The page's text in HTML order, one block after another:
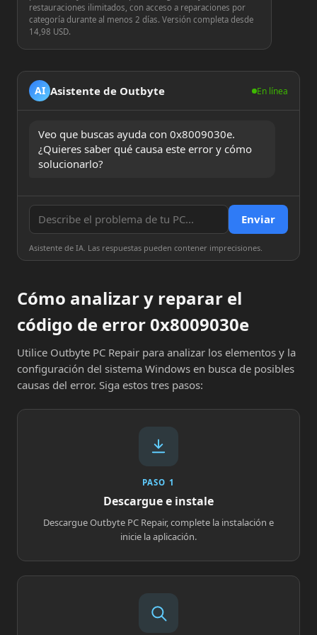
restauraciones ilimitados, con acceso a reparaciones por
categoría durante al menos 2 días. Versión completa desde
14,98 USD.
AI Asistente de Outbyte En línea
Veo que buscas ayuda con 0x8009030e.
¿Quieres saber qué causa este error y cómo
solucionarlo?
Enviar
Asistente de IA. Las respuestas pueden contener imprecisiones.
Cómo analizar y reparar el
código de error 0x8009030e
Utilice Outbyte PC Repair para analizar los elementos y la
configuración del sistema Windows en busca de posibles
causas del error. Siga estos tres pasos:
PASO 1
Descargue e instale
Descargue Outbyte PC Repair, complete la instalación e
inicie la aplicación.